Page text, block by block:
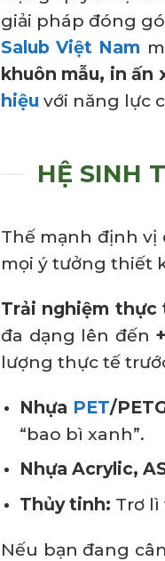
giải pháp đóng
Salub Việt Nam
khuôn mẫu, in ấn
hiệu với năng lực
HỆ SINH
Thế mạnh định
mọi ý tưởng thiết
Trải nghiệm thực
đa dạng lên đến
lượng thực tế
Nhựa PET/
“bao bì xanh”.
Nhựa Acrylic,
Thủy tinh: Trơ lì
Nếu bạn đang